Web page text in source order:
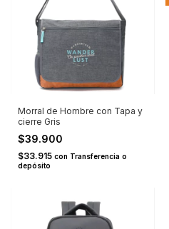
Morral de Hombre con Tapa y
cierre Gris
$39.900
$33.915 con Transferencia o
depósito